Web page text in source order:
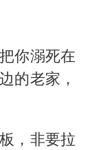
你溺死在
的老家，
，非要拉